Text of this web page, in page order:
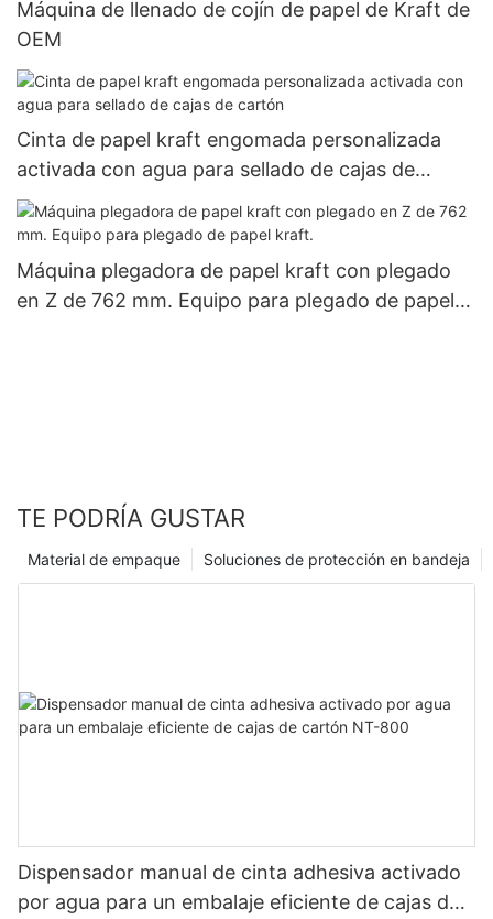
Máquina de llenado de cojín de papel de Kraft de
OEM
Cinta de papel kraft engomada personalizada
activada con agua para sellado de cajas de
cartón
Máquina plegadora de papel kraft con plegado
en Z de 762 mm. Equipo para plegado de papel
TE PODRÍA GUSTAR
Soluciones de protección en bandeja
Material de empaque
Dispensador manual de cinta adhesiva activado
por agua para un embalaje eficiente de cajas de